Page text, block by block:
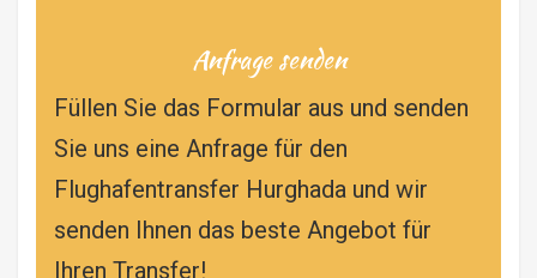
Anfrage senden
Füllen Sie das Formular aus und senden
Sie uns eine Anfrage für den
Flughafentransfer Hurghada und wir
senden Ihnen das beste Angebot für
Ihren Transfer!